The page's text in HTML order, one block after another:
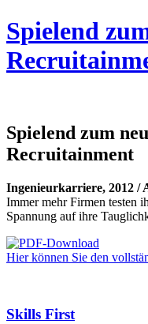
Spielend
Spielend zum
Recruitainment
Ingenieurkarriere, 2012 /
Immer mehr Firmen testen
Spannung auf ihre
Hier können Sie den
Skills First